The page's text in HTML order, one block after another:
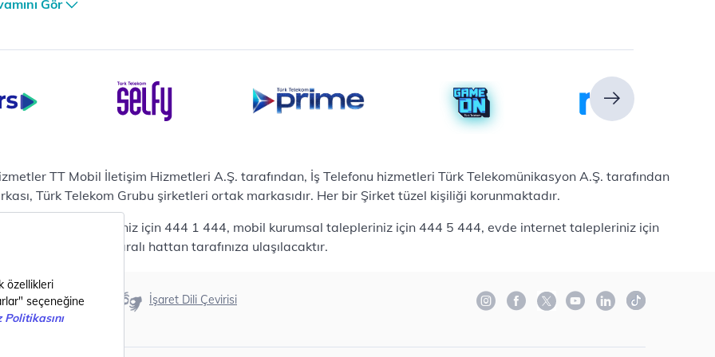
Güvenlik Merkezi
Veri Merkezi
Tabanlı Yedekleme
as a Service(PaaS)
Gör
TT Mobil İletişim Hizmetleri A.Ş. tarafından, İş Telefonu hizmetleri Türk Telekomünikasyon A.Ş. tarafından
Türk Telekom Grubu şirketleri ortak markasıdır. Her bir Şirket tüzel kişiliği korunmaktadır.
bireysel talepleriniz için 444 1 444, mobil kurumsal talepleriniz için 444 5 444, evde internet talepleriniz için
444 0375 numaralı hattan tarafınıza ulaşılacaktır.
Erişilebilirlik İşaret Dili Çevirisi